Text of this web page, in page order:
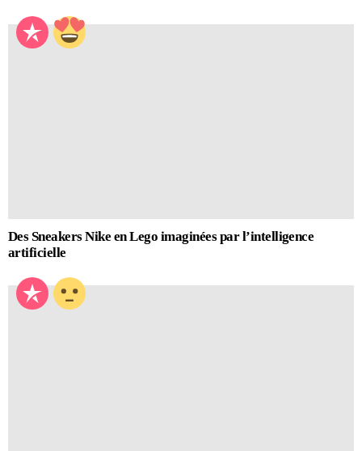
Des Sneakers Nike en Lego imaginées par l’intelligence
artificielle